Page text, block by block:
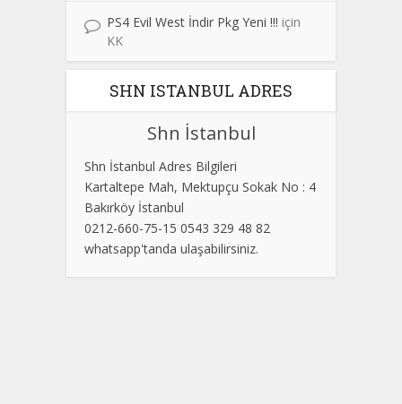
PS4 Evil West İndir Pkg Yeni !!! için
KK
SHN ISTANBUL ADRES
Shn İstanbul
Shn İstanbul Adres Bilgileri
Kartaltepe Mah, Mektupçu Sokak No : 4
Bakırköy İstanbul
0212-660-75-15 0543 329 48 82
whatsapp'tanda ulaşabilirsiniz.